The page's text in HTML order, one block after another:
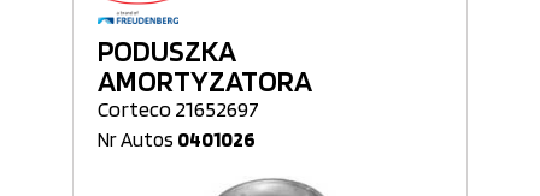
PODUSZKA
AMORTYZATORA
Corteco 21652697
Nr Autos 0401026